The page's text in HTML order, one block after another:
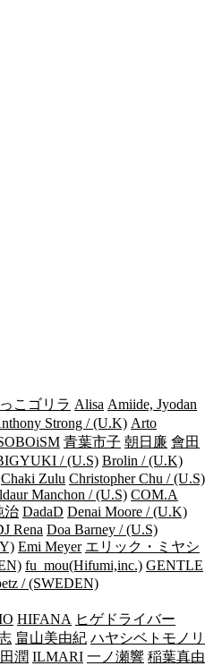
こゴリラ Alisa Amiide, Jyodan
Strong / (U.K) Arto
青葉市子 朝日廉 會田
/ (U.S) Brolin / (U.K)
Chaki Zulu Christopher Chu / (U.S)
Manchon / (U.S) COM.A
治 DadaD Denai Moore / (U.K)
Rena Doa Barney / (U.S)
Emi Meyer エリック・ミヤシ
fu_mou(Hifumi,inc.) GENTLE
/ (SWEDEN)
HIFANA ヒゲドライバー
畠山美由紀 ハヤシベトモノリ
潤 ILMARI 一ノ瀬響 稲葉真由